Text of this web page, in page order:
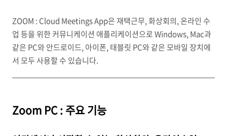
ZOOM : Cloud Meetings App은 재택근무, 화상회의, 온라인 수
업 등을 위한 커뮤니케이션 애플리케이션으로 Windows, Mac과
같은 PC와 안드로이드, 아이폰, 태블릿 PC와 같은 모바일 장치에
서 모두 사용할 수 있습니다.
Zoom PC : 주요 기능